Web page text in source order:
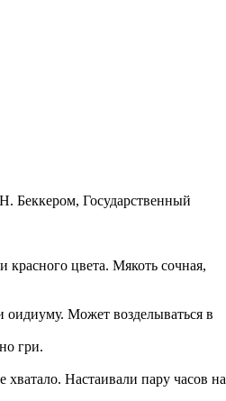
Беккером, Государственный
красного цвета. Мякоть сочная,
оидиуму. Может возделываться в
гри.
Настаивали пару часов на